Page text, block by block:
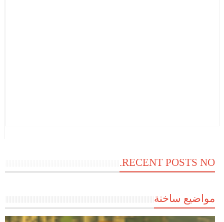
RECENT POSTS NO.
مواضيع ساخنة